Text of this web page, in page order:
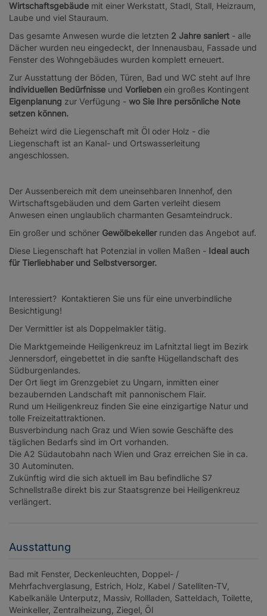
Wirtschaftsgebäude mit einer Werkstatt, Stadl, Stall, Heizraum,
Laube und viel Stauraum.
Das gesamte Anwesen wurde die letzten 2 Jahre saniert - alle
Dächer wurden neu eingedeckt, der Innenausbau, Fassade und
Fenster des Wohngebäudes wurden komplett erneuert.
Zur Ausstattung der Böden, Türen, Bad und WC steht auf Ihre
individuellen Bedürfnisse und Vorlieben ein großes Kontingent
Eigenplanung zur Verfügung - wo Sie Ihre persönliche Note
setzen können.
Beheizt wird die Liegenschaft mit Öl oder Holz - die
Liegenschaft ist an Kanal- und Ortswasserleitung
angeschlossen.
Der Aussenbereich mit dem uneinsehbaren Innenhof, den
Wirtschaftsgebäuden und dem Garten verleiht diesem
Anwesen einen unglaublich charmanten Gesamteindruck.
Ein großer und schöner Gewölbekellerrunden das Angebot auf.
Diese Liegenschaft hat Potenzial in vollen Maßen - Ideal auch
für Tierliebhaber und Selbstversorger.
Interessiert? Kontaktieren Sie uns für eine unverbindliche
Besichtigung!
Der Vermittler ist als Doppelmakler tätig.
Die Marktgemeinde Heiligenkreuz im Lafnitztal liegt im Bezirk
Jennersdorf, eingebettet in die sanfte Hügellandschaft des
Südburgenlandes.
Der Ort liegt im Grenzgebiet zu Ungarn, inmitten einer
bezaubernden Landschaft mit pannonischem Flair.
Rund um Heiligenkreuz finden Sie eine einzigartige Natur und
tolle Freizeitattraktionen.
Busverbindung nach Graz und Wien sowie Geschäfte des
täglichen Bedarfs sind im Ort vorhanden.
Die A2 Südautobahn nach Wien und Graz erreichen Sie in ca.
30 Autominuten.
Zukünftig wird die sich aktuell im Bau befindliche S7
Schnellstraße direkt bis zur Staatsgrenze bei Heiligenkreuz
verlängert.
Ausstattung
Bad mit Fenster Deckenleuchten Doppel- /
Mehrfachverglasung Estrich Holz Kabel / Satelliten-TV
Kabelkanäle Unterputz Massiv Rollladen Satteldach Toilette
Weinkeller Zentralheizung Ziegel Öl